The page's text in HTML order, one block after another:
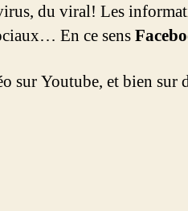
du viral! Les
En ce sens
sur Youtube, et bien sur